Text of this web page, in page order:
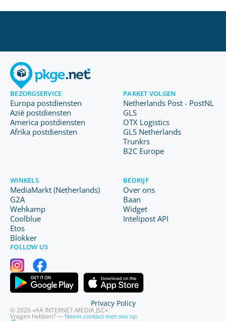
BEZORGSERVICE
Europa postdiensten
Azië postdiensten
America postdiensten
Afrika postdiensten
PAKKET VOLGEN
Netherlands Post - PostNL
GLS
OTX Logistics
GLS Netherlands
Trunkrs
B2C Europe
WINKELS
MediaMarkt (Netherlands)
G2A
Wehkamp
Coolblue
Etos
Blokker
BEDRIJF
Over ons
Baan
Widget
Intelipost API
FOLLOW US
© 2026 «AA INTERNET-MEDIA JSC»
Vragen hebben? — Neem contact met ons op
Privacy Policy